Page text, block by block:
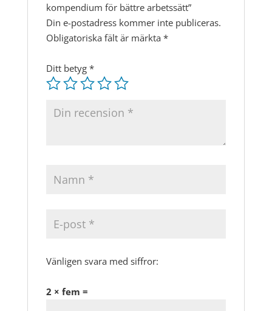
kompendium för bättre arbetssätt”
Din e-postadress kommer inte publiceras.
Obligatoriska fält är märkta *
Ditt betyg *
Vänligen svara med siffror:
2 × fem =